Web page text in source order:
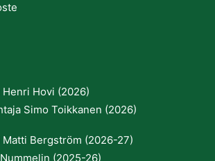
Hovi (2026)
Simo Toikkanen (2026)
Bergström (2026-27)
(2025-26)